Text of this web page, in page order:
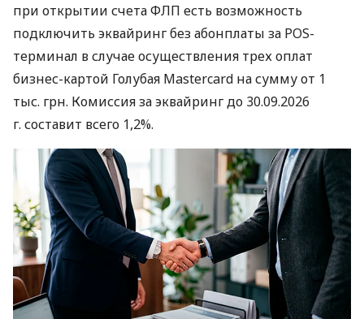
при открытии счета ФЛП есть возможность
подключить эквайринг без абонплаты за POS-
терминал в случае осуществления трех оплат
бизнес-картой Голубая Mastercard на сумму от 1
тыс. грн. Комиссия за эквайринг до 30.09.2026
г. составит всего 1,2%.